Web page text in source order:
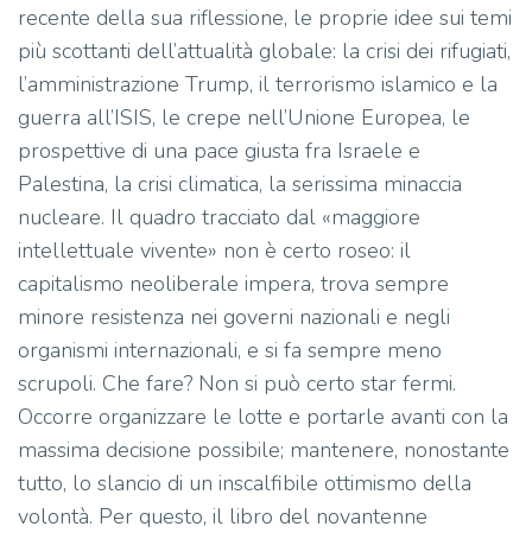
recente della sua riflessione, le proprie idee sui temi
più scottanti dell’attualità globale: la crisi dei rifugiati,
l’amministrazione Trump, il terrorismo islamico e la
guerra all’ISIS, le crepe nell’Unione Europea, le
prospettive di una pace giusta fra Israele e
Palestina, la crisi climatica, la serissima minaccia
nucleare. Il quadro tracciato dal «maggiore
intellettuale vivente» non è certo roseo: il
capitalismo neoliberale impera, trova sempre
minore resistenza nei governi nazionali e negli
organismi internazionali, e si fa sempre meno
scrupoli. Che fare? Non si può certo star fermi.
Occorre organizzare le lotte e portarle avanti con la
massima decisione possibile; mantenere, nonostante
tutto, lo slancio di un inscalfibile ottimismo della
volontà. Per questo, il libro del novantenne